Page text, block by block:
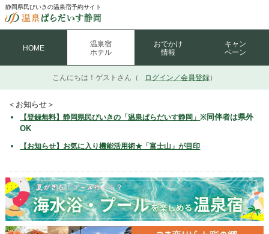
静岡県民びいきの温泉宿予約サイト
HOME
温泉宿
ホテル
おでかけ
情報
キャン
ペーン
こんにちは！ ゲストさん（ ログイン／会員登録）
＜お知らせ＞
【登録無料】静岡県民びいきの「温泉ぱらだいす静岡」※同伴者は県外
OK
【お知らせ】お気に入り機能活用術★「富士山」が目印